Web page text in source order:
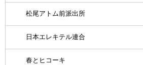
松尾アトム前派出所
日本エレキテル連合
春とヒコーキ